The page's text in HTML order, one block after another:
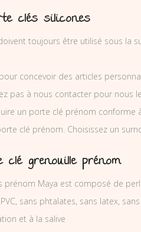
clés silicones
toujours être utilisé sous la
concevoir des articles
pas à nous contacter pour nous
un porte clé prénom
clé prénom. Choisissez un
grenouille prénom
prénom Maya est composé de
sans phtalates, sans latex,
et à la salive